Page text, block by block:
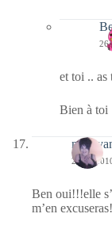
et toi .. as
Bien à toi
nara-
26/11/
Ben oui!!!elle
m’en excuseras!